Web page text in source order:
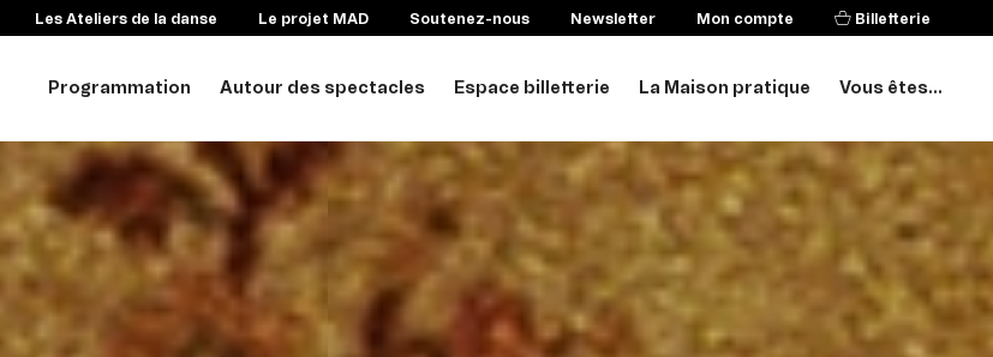
Les Ateliers de la danse Le projet MAD Soutenez-nous Newsletter Mon compte Billetterie
Programmation Autour des spectacles Espace billetterie La Maison pratique Vous êtes...